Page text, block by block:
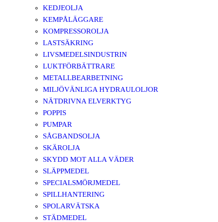
KEDJEOLJA
KEMPÅLÄGGARE
KOMPRESSOROLJA
LASTSÄKRING
LIVSMEDELSINDUSTRIN
LUKTFÖRBÄTTRARE
METALLBEARBETNING
MILJÖVÄNLIGA HYDRAULOLJOR
NÄTDRIVNA ELVERKTYG
POPPIS
PUMPAR
SÅGBANDSOLJA
SKÄROLJA
SKYDD MOT ALLA VÄDER
SLÄPPMEDEL
SPECIALSMÖRJMEDEL
SPILLHANTERING
SPOLARVÄTSKA
STÄDMEDEL